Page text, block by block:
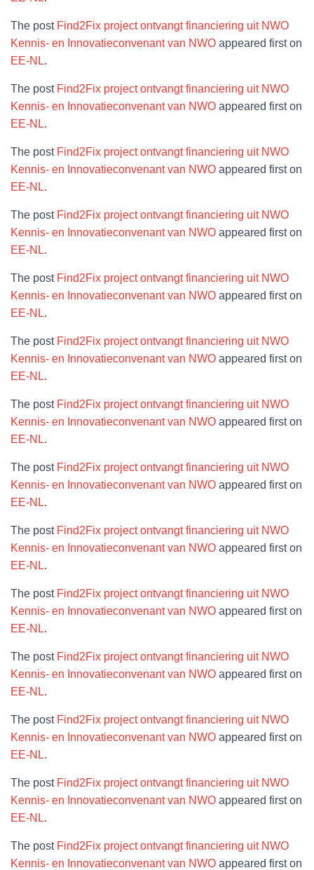
The post Find2Fix project ontvangt financiering uit NWO
Kennis- en Innovatieconvenant van NWO appeared first on
EE-NL.
The post Find2Fix project ontvangt financiering uit NWO
Kennis- en Innovatieconvenant van NWO appeared first on
EE-NL.
The post Find2Fix project ontvangt financiering uit NWO
Kennis- en Innovatieconvenant van NWO appeared first on
EE-NL.
The post Find2Fix project ontvangt financiering uit NWO
Kennis- en Innovatieconvenant van NWO appeared first on
EE-NL.
The post Find2Fix project ontvangt financiering uit NWO
Kennis- en Innovatieconvenant van NWO appeared first on
EE-NL.
The post Find2Fix project ontvangt financiering uit NWO
Kennis- en Innovatieconvenant van NWO appeared first on
EE-NL.
The post Find2Fix project ontvangt financiering uit NWO
Kennis- en Innovatieconvenant van NWO appeared first on
EE-NL.
The post Find2Fix project ontvangt financiering uit NWO
Kennis- en Innovatieconvenant van NWO appeared first on
EE-NL.
The post Find2Fix project ontvangt financiering uit NWO
Kennis- en Innovatieconvenant van NWO appeared first on
EE-NL.
The post Find2Fix project ontvangt financiering uit NWO
Kennis- en Innovatieconvenant van NWO appeared first on
EE-NL.
The post Find2Fix project ontvangt financiering uit NWO
Kennis- en Innovatieconvenant van NWO appeared first on
EE-NL.
The post Find2Fix project ontvangt financiering uit NWO
Kennis- en Innovatieconvenant van NWO appeared first on
EE-NL.
The post Find2Fix project ontvangt financiering uit NWO
Kennis- en Innovatieconvenant van NWO appeared first on
EE-NL.
The post Find2Fix project ontvangt financiering uit NWO
Kennis- en Innovatieconvenant van NWO appeared first on